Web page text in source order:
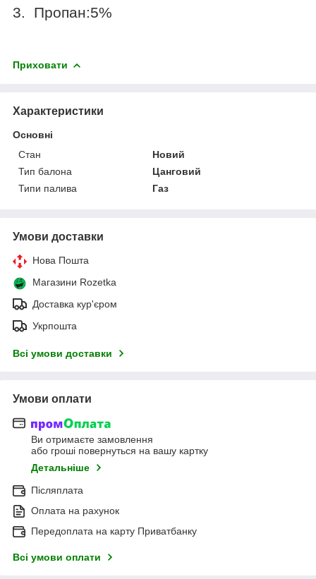
3.
Пропан:5%
Приховати
Характеристики
Основні
Стан
Новий
Тип балона
Цанговий
Типи палива
Газ
Умови доставки
Нова Пошта
Магазини Rozetka
Доставка кур'єром
Укрпошта
Всі умови доставки
Умови оплати
Ви отримаєте замовлення
або гроші повернуться на вашу картку
Детальніше
Післяплата
Оплата на рахунок
Передоплата на карту Приватбанку
Всі умови оплати